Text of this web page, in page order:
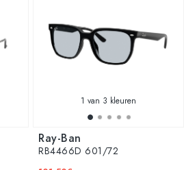
1 van 3 kleuren
Ray-Ban
RB4466D 601/72